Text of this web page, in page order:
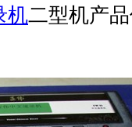
机二型机产